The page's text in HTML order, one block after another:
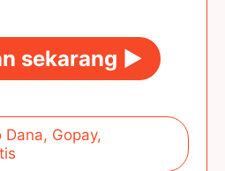
sekarang ►
Dana, Gopay,